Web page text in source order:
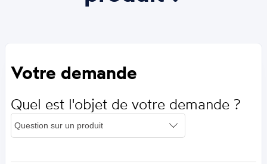
Votre demande
Quel est l'objet de votre demande ?